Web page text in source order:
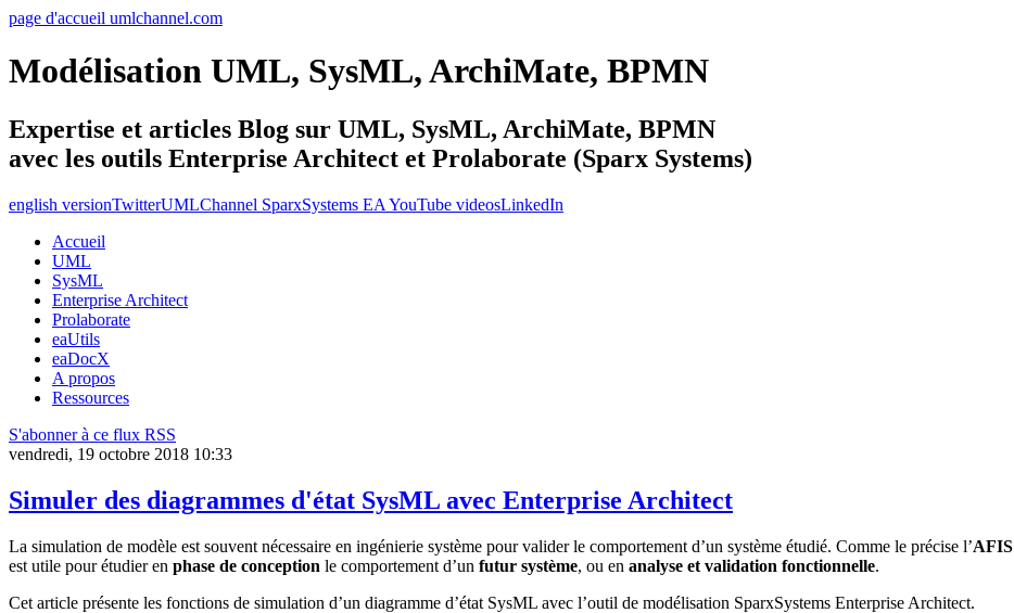
page d'accueil umlchannel.com
Modélisation UML, SysML, ArchiMate, BPMN
Expertise et articles Blog sur UML, SysML, ArchiMate, BPMN
avec les outils Enterprise Architect et Prolaborate (Sparx Systems)
english versionTwitterUMLChannel SparxSystems EA YouTube videosLinkedIn
Accueil
UML
SysML
Enterprise Architect
Prolaborate
eaUtils
eaDocX
A propos
Ressources
S'abonner à ce flux RSS
vendredi, 19 octobre 2018 10:33
Simuler des diagrammes d'état SysML avec Enterprise Architect
La simulation de modèle est souvent nécessaire en ingénierie système pour valider le comportement d’un système étudié. Comme le précise l’AFIS
est utile pour étudier en phase de conception le comportement d’un futur système, ou en analyse et validation fonctionnelle.
Cet article présente les fonctions de simulation d’un diagramme d’état SysML avec l’outil de modélisation SparxSystems Enterprise Architect.